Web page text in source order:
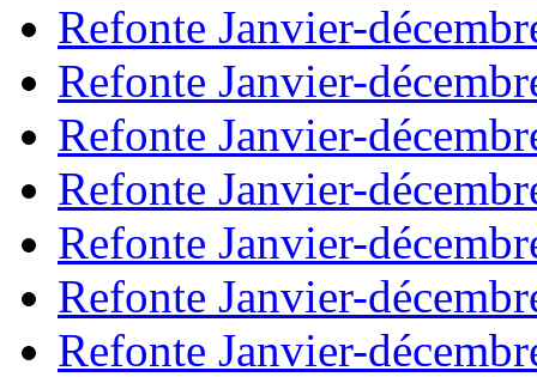
Refonte Janvier-
Refonte Janvier-
Refonte Janvier-
Refonte Janvier-
Refonte Janvier-
Refonte Janvier-
Refonte Janvier-